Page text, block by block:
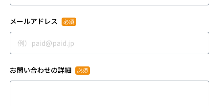
メールアドレス
お問い合わせの詳細